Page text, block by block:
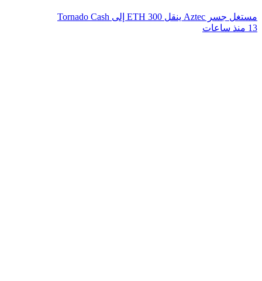
مستغل جسر Aztec ينقل 300 ETH إلى Tornado Cash
13 منذ ساعات